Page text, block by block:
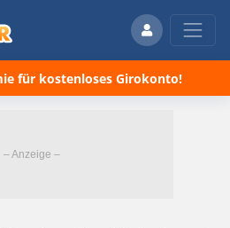
für kostenloses Girokonto!